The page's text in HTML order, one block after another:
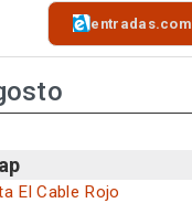
entradas.com
El Cable Rojo